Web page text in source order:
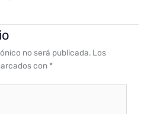
no será publicada. Los
con *